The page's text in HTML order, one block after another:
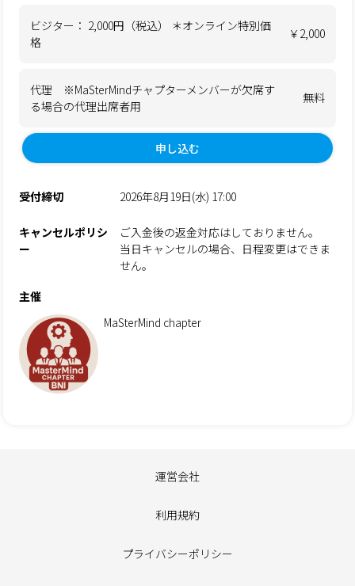
ビジター： 2,000円（税込） ＊オンライン特別価
格
￥2,000
代理 ※MaSterMindチャプターメンバーが欠席す
る場合の代理出席者用
無料
申し込む
受付締切 2026年8月19日(水) 17:00
キャンセルポリシ
ー
ご入金後の返金対応はしておりません。
当日キャンセルの場合、日程変更はできま
せん。
主催
MaSterMind chapter
運営会社
利用規約
プライバシーポリシー